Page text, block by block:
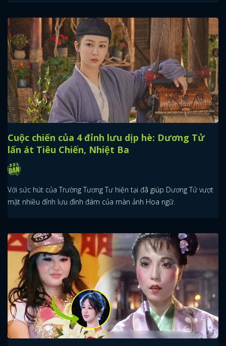
Cuộc chiến của 4 đỉnh lưu dịp hè: Dương Tử
lấn át Tiêu Chiến, Nhiệt Ba
Với sức hút của Trường Tương Tư hiện tại đã giúp Dương Tử vượt
mặt nhiều đỉnh lưu đình đám của màn ảnh Hoa ngữ.